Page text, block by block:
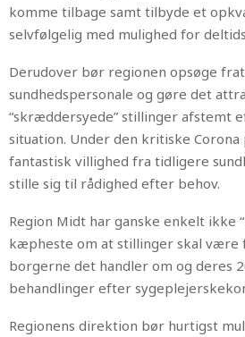
komme tilbage samt tilbyde et
selvfølgelig med mulighed for
Derudover bør regionen opsøge
sundhedspersonale og gøre det
“skræddersyede” stillinger afstemt
situation. Under den kritiske Corona
fantastisk villighed fra tidligere
stille sig til rådighed efter behov.
Region Midt har ganske enkelt ikke
kæpheste om at stillinger skal være
borgerne det handler om og deres
behandlinger efter
Regionens direktion bør hurtigst